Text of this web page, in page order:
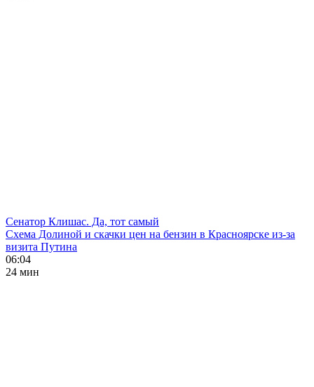
Сенатор Клишас. Да, тот самый
Схема Долиной и скачки цен на бензин в Красноярске из-за
визита Путина
06:04
24 мин